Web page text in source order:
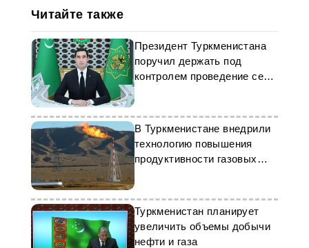
Читайте также
Президент Туркменистана
поручил держать под
контролем проведение сева
хлопчатника
В Туркменистане внедрили
технологию повышения
продуктивности газовых
Туркменистан планирует
увеличить объемы добычи
нефти и газа